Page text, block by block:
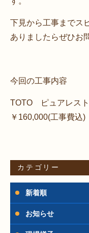
下見から工事までス
ありましたらぜひお
今回の工事内容
TOTO ピュアレス
￥160,000(工事費
カテゴリー
新着順
お知らせ